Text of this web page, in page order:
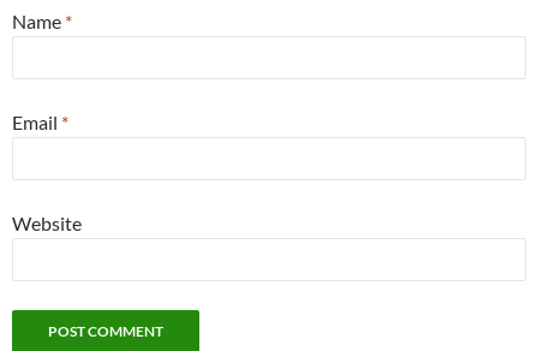
Name *
Email *
Website